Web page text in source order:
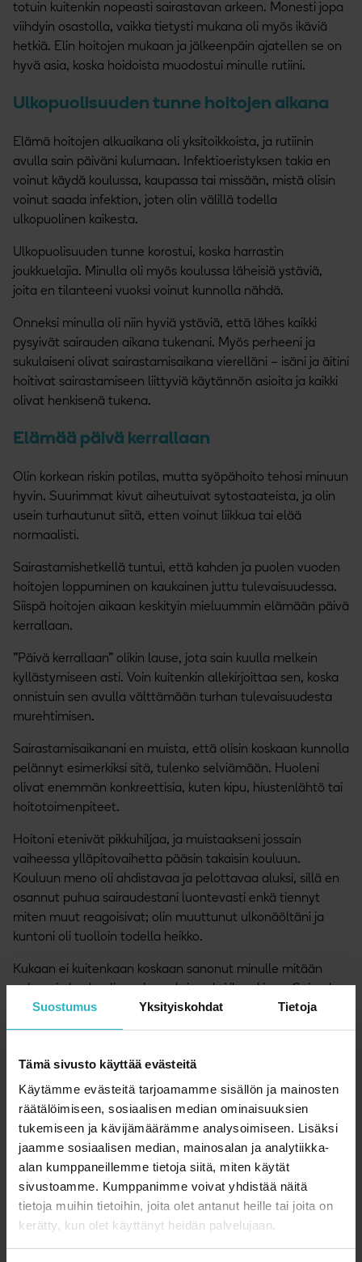
Suostumus Yksityiskohdat Tietoja
Tämä sivusto käyttää evästeitä
Käytämme evästeitä tarjoamamme sisällön ja mainosten
räätälöimiseen, sosiaalisen median ominaisuuksien
tukemiseen ja kävijämäärämme analysoimiseen. Lisäksi
jaamme sosiaalisen median, mainosalan ja analytiikka-
alan kumppaneillemme tietoja siitä, miten käytät
sivustoamme. Kumppanimme voivat yhdistää näitä
tietoja muihin tietoihin, joita olet antanut heille tai joita on
kerätty, kun olet käyttänyt heidän palvelujaan.
totuin kuitenkin nopeasti sairastavan arkeen. Monesti jopa
viihdyin osastolla, vaikka tietysti mukana oli myös ikäviä
hetkiä. Elin hoitojen mukaan ja jälkeenpäin ajatellen se on
hyvä asia, koska hoidoista muodostui minulle rutiini.
Ulkopuolisuuden tunne hoitojen aikana
Elämä hoitojen alkuaikana oli yksitoikkoista, ja rutiinin
avulla sain päiväni kulumaan. Infektioeristyksen takia en
voinut käydä koulussa, kaupassa tai missään, mistä olisin
voinut saada infektion, joten olin välillä todella
ulkopuolinen kaikesta.
Ulkopuolisuuden tunne korostui, koska harrastin
joukkuelajia. Minulla oli myös koulussa läheisiä ystäviä,
joita en tilanteeni vuoksi voinut kunnolla nähdä.
Onneksi minulla oli niin hyviä ystäviä, että lähes kaikki
pysyivät sairauden aikana tukenani. Myös perheeni ja
sukulaiseni olivat sairastamisaikana vierelläni – isäni ja äitini
hoitivat sairastamiseen liittyviä käytännön asioita ja kaikki
olivat henkisenä tukena.
Elämää päivä kerrallaan
Olin korkean riskin potilas, mutta syöpähoito tehosi minuun
hyvin. Suurimmat kivut aiheutuivat sytostaateista, ja olin
usein turhautunut siitä, etten voinut liikkua tai elää
normaalisti.
Sairastamishetkellä tuntui, että kahden ja puolen vuoden
hoitojen loppuminen on kaukainen juttu tulevaisuudessa.
Siispä hoitojen aikaan keskityin mieluummin elämään päivä
kerrallaan.
”Päivä kerrallaan” olikin lause, jota sain kuulla melkein
kyllästymiseen asti. Voin kuitenkin allekirjoittaa sen, koska
onnistuin sen avulla välttämään turhan tulevaisuudesta
murehtimisen.
Sairastamisaikanani en muista, että olisin koskaan kunnolla
pelännyt esimerkiksi sitä, tulenko selviämään. Huoleni
olivat enemmän konkreettisia, kuten kipu, hiustenlähtö tai
hoitotoimenpiteet.
Hoitoni etenivät pikkuhiljaa, ja muistaakseni jossain
vaiheessa ylläpitovaihetta pääsin takaisin kouluun.
Kouluun meno oli ahdistavaa ja pelottavaa aluksi, sillä en
osannut puhua sairaudestani luontevasti enkä tiennyt
miten muut reagoisivat; olin muuttunut ulkonäöltäni ja
kuntoni oli tuolloin todella heikko.
Kukaan ei kuitenkaan koskaan sanonut minulle mitään
pahaa, ja koulu oli suurimmaksi osaksi ihan kivaa. Sairaala-
arjen jälkeen se tosin tuntui rankalta, ja minun ei aluksi
tarvinnut olla koulussa edes kokopitkiä päiviä.
Hoitojen loppurutistus pelotti
Ylläpitovaihe alkoi lopulta tuntua siltä kuin olisin terve.
Hoidoissani oli kuitenkin vielä tulossa loppurutistus, joka
pelotti minua. Hiukseni olivat ehtineet kasvaa hieman ja
tuntui, että olin pääsemässä jaloilleni.
Kun loppuhoitojen aikana hiukset lähtivät toisen kerran, se
tuntui pahemmalta kuin ensimmäisen kerran. Kuntoni, joka
oli ylläpitovaiheen aikana hieman palaillut, meni
uudestaan huonommaksi.